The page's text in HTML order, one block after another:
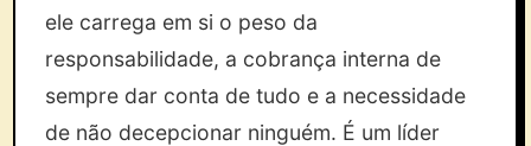
ele carrega em si o peso da
responsabilidade, a cobrança interna de
sempre dar conta de tudo e a necessidade
de não decepcionar ninguém. É um líder